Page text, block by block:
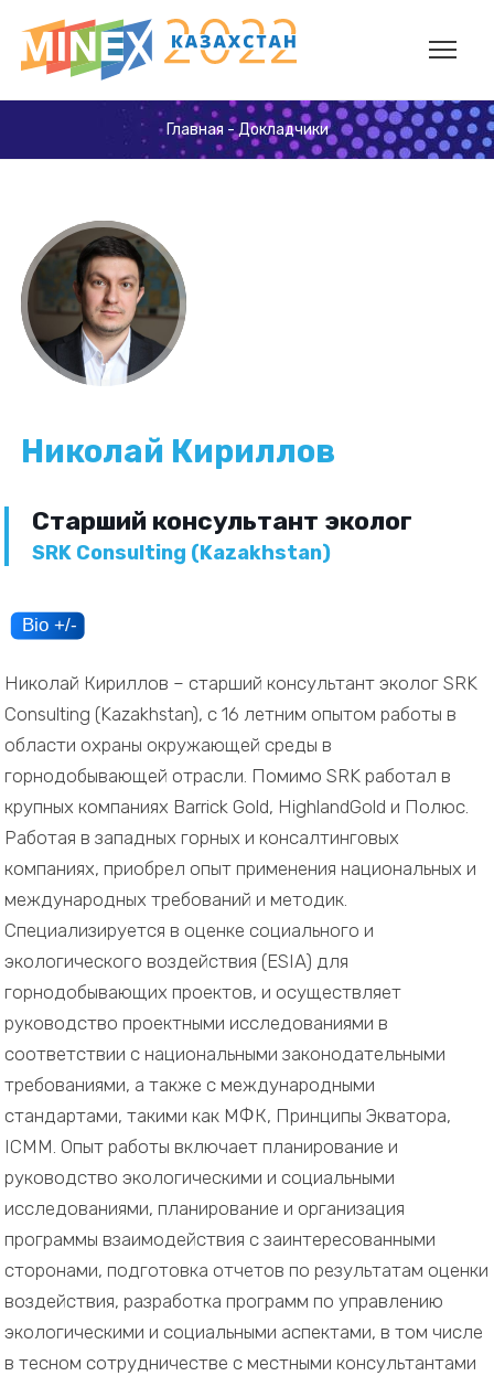
Главная-Докладчики
Николай Кириллов
Старший консультант эколог
SRK Consulting (Kazakhstan)
Николай Кириллов – старший консультант эколог SRK
Consulting (Kazakhstan), с 16 летним опытом работы в
области охраны окружающей среды в
горнодобывающей отрасли. Помимо SRK работал в
крупных компаниях Barrick Gold, HighlandGold и Полюс.
Работая в западных горных и консалтинговых
компаниях, приобрел опыт применения национальных и
международных требований и методик.
Специализируется в оценке социального и
экологического воздействия (ESIA) для
горнодобывающих проектов, и осуществляет
руководство проектными исследованиями в
соответствии с национальными законодательными
требованиями, а также с международными
стандартами, такими как МФК, Принципы Экватора,
ICMM. Опыт работы включает планирование и
руководство экологическими и социальными
исследованиями, планирование и организация
программы взаимодействия с заинтересованными
сторонами, подготовка отчетов по результатам оценки
воздействия, разработка программ по управлению
экологическими и социальными аспектами, в том числе
в тесном сотрудничестве с местными консультантами